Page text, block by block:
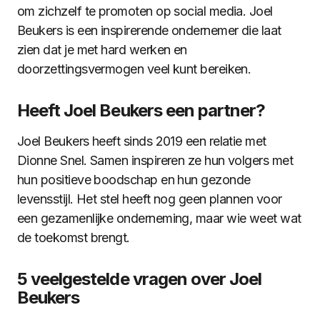
om zichzelf te promoten op social media. Joel
Beukers is een inspirerende ondernemer die laat
zien dat je met hard werken en
doorzettingsvermogen veel kunt bereiken.
Heeft Joel Beukers een partner?
Joel Beukers heeft sinds 2019 een relatie met
Dionne Snel. Samen inspireren ze hun volgers met
hun positieve boodschap en hun gezonde
levensstijl. Het stel heeft nog geen plannen voor
een gezamenlijke onderneming, maar wie weet wat
de toekomst brengt.
5 veelgestelde vragen over Joel
Beukers